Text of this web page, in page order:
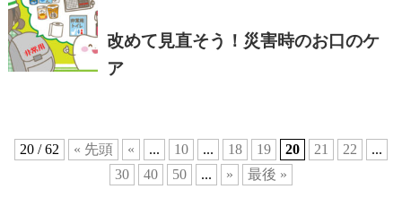
改めて見直そう！災害時のお口のケ
ア
20 / 62 « 先頭 « ... 10 ... 18 19 20 21 22
...
30
40 50 ... » 最後 »